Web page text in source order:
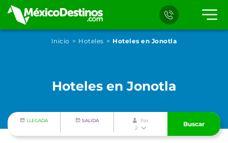
Inicio Hoteles Hoteles en Jonotla
Hoteles en Jonotla
LLEGADA SALIDA Pax
2
Buscar